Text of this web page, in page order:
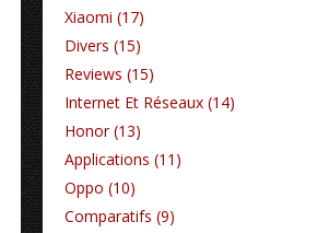
Xiaomi (17)
Divers (15)
Reviews (15)
Internet Et Réseaux (14)
Honor (13)
Applications (11)
Oppo (10)
Comparatifs (9)